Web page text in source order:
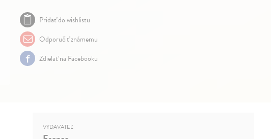
Pridať do wishlistu
Odporučiť známemu
Zdielať na Facebooku
VYDAVATEĽ